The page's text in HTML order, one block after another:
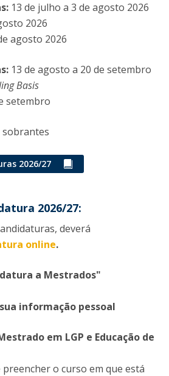
13 de julho a 3 de agosto 2026
2026
agosto 2026
13 de agosto a 20 de setembro
Basis
setembro
sobrantes
2026/27
2026/27:
deverá
online.
a Mestrados"
informação pessoal
em LGP e Educação de
o curso em que está